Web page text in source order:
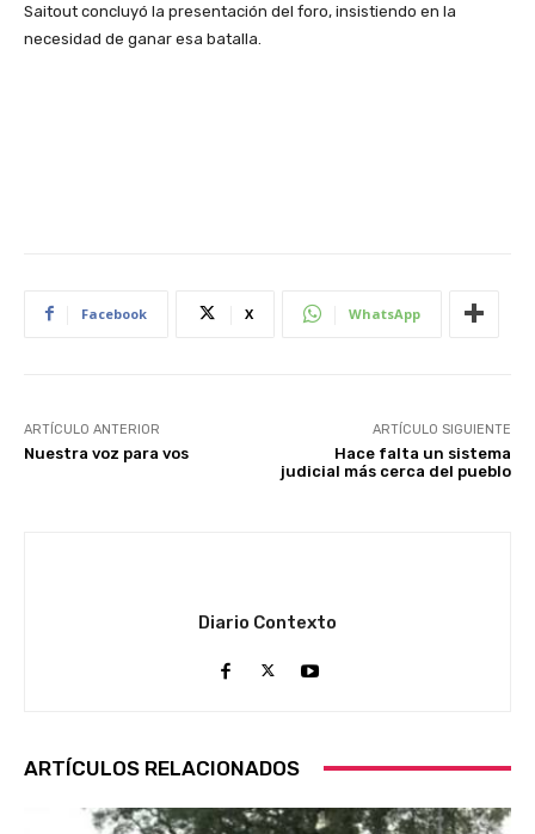
Saitout concluyó la presentación del foro, insistiendo en la
necesidad de ganar esa batalla.
Facebook X WhatsApp
ARTÍCULO ANTERIOR
Nuestra voz para vos
ARTÍCULO SIGUIENTE
Hace falta un sistema
judicial más cerca del pueblo
Diario Contexto
ARTÍCULOS RELACIONADOS